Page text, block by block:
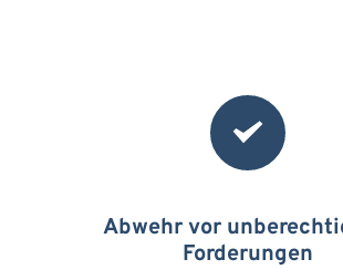
Abwehr vor
Forderungen